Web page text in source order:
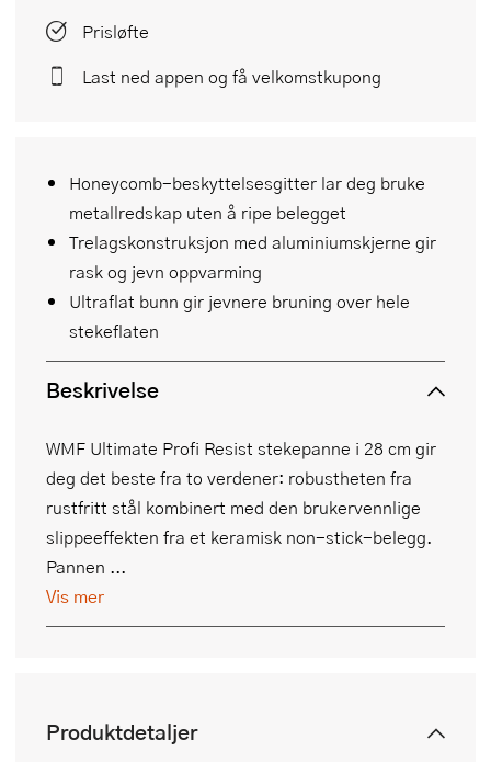
Honeycomb-beskyttelsesgitter lar deg bruke
metallredskap uten å ripe belegget
Trelagskonstruksjon med aluminiumskjerne gir
rask og jevn oppvarming
Ultraflat bunn gir jevnere bruning over hele
stekeflaten
Beskrivelse
WMF Ultimate Profi Resist stekepanne i 28 cm gir
deg det beste fra to verdener: robustheten fra
rustfritt stål kombinert med den brukervennlige
slippeeffekten fra et keramisk non-stick-belegg.
Pannen ...
Vis mer
Prisløfte
Last ned appen og få velkomstkupong
Produktdetaljer